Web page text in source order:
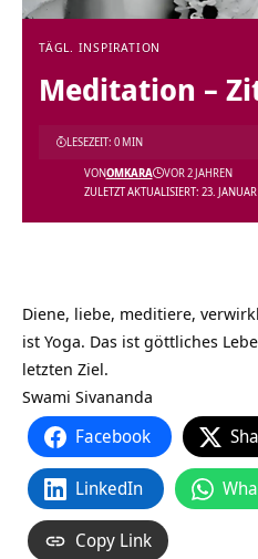
TÄGL. INSPIRATION
Meditation –
ZULETZT AKTUALISIERT: 23.
VONOMKARA VOR 2 JAHREN
LESEZEIT: 0 MIN
Diene, liebe, meditiere,
ist Yoga. Das ist göttliches
letzten Ziel.
Swami Sivananda
Facebook
LinkedIn
Copy Link